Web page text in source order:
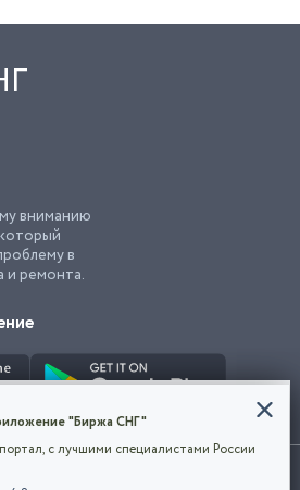
вниманию
в
и ремонта.
числе подача объявлений, означает
cookie, чтобы сделать
каждого
"Биржа СНГ"
с лучшими специалистами России